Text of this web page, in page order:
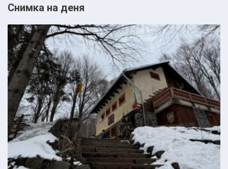
Снимка на деня